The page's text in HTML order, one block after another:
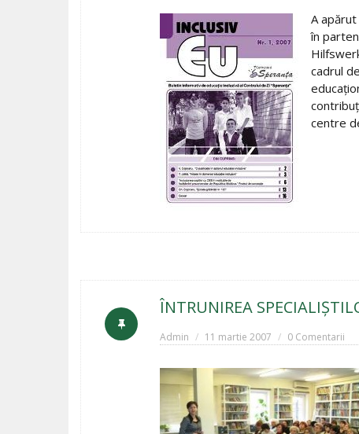
A
în
cadrul
centre
ÎNTRUNIREA
Admin 11 martie 2007 0 Comentarii